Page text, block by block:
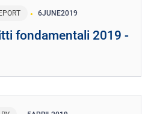
6JUNE2019
fondamentali 2019 -